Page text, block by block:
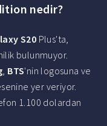
nedir?
S20 Plus'ta,
bulunmuyor.
, BTS'nin logosuna ve
yer veriyor.
1.100 dolardan